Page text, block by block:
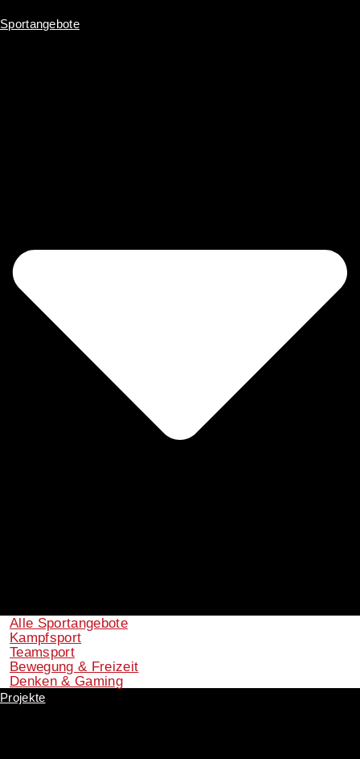
Sportangebote
Alle Sportangebote
Kampfsport
Teamsport
Bewegung & Freizeit
Denken & Gaming
Projekte